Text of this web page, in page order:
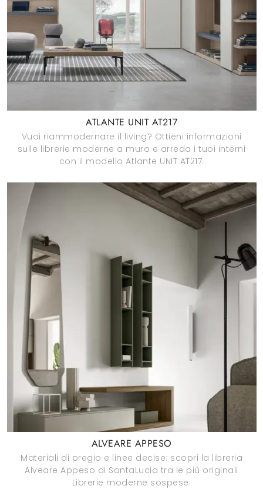
ATLANTE UNIT AT217
Vuoi riammodernare il living? Ottieni informazioni
sulle librerie moderne a muro e arreda i tuoi interni
con il modello Atlante UNIT AT217.
ALVEARE APPESO
Materiali di pregio e linee decise: scopri la libreria
Alveare Appeso di SantaLucia tra le più originali
Librerie moderne sospese.